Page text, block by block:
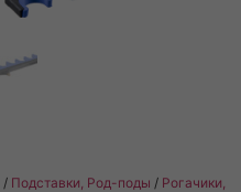
/ Подставки, Род-поды / Рогачики,